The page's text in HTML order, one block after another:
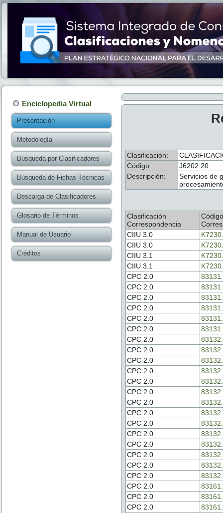
Enciclopedia Virtual
Presentación
Metodología
Búsqueda por Clasificadores
Búsqueda de Fichas Técnicas
Descarga de Clasificadores
Glosario de Términos
Manual de Usuario
Créditos
Clasificación:
Código:
J6202.20
Descripción:
Servicios de
Clasificación
Correspondencia
Código
CIIU 3.0
CIIU 3.0
CIIU 3.1
CIIU 3.1
CPC 2.0
CPC 2.0
CPC 2.0
CPC 2.0
CPC 2.0
CPC 2.0
CPC 2.0
CPC 2.0
CPC 2.0
CPC 2.0
CPC 2.0
CPC 2.0
CPC 2.0
CPC 2.0
CPC 2.0
CPC 2.0
CPC 2.0
CPC 2.0
CPC 2.0
CPC 2.0
CPC 2.0
CPC 2.0
CPC 2.0